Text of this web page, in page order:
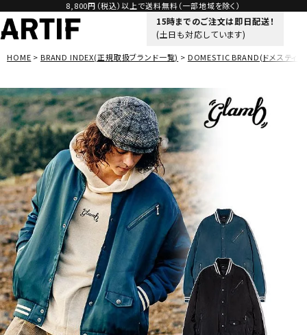
8,800円（税込）以上で送料無料（一部地域を除く）
15時までのご注文は即日配送！
(土日も対応しています)
HOME BRAND INDEX(正規取扱ブランド一覧) DOMESTIC BRAND(ドメスティッ